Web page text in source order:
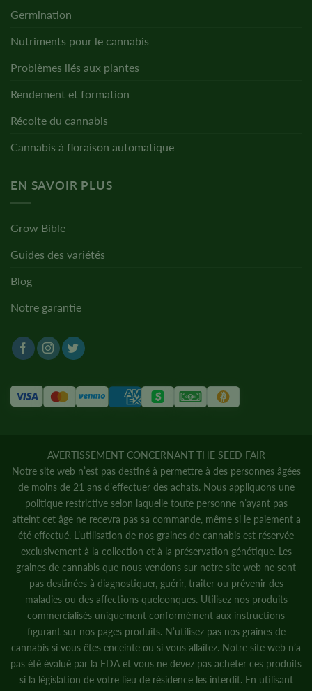
Germination
Nutriments pour le cannabis
Problèmes liés aux plantes
Rendement et formation
Récolte du cannabis
Cannabis à floraison automatique
EN SAVOIR PLUS
Grow Bible
Guides des variétés
Blog
Notre garantie
AVERTISSEMENT CONCERNANT THE SEED FAIR
Notre site web n’est pas destiné à permettre à des personnes âgées
de moins de 21 ans d’effectuer des achats. Nous appliquons une
politique restrictive selon laquelle toute personne n’ayant pas
atteint cet âge ne recevra pas sa commande, même si le paiement a
été effectué. L’utilisation de nos graines de cannabis est réservée
exclusivement à la collection et à la préservation génétique. Les
graines de cannabis que nous vendons sur notre site web ne sont
pas destinées à diagnostiquer, guérir, traiter ou prévenir des
maladies ou des affections quelconques. Utilisez nos produits
commercialisés uniquement conformément aux instructions
figurant sur nos pages produits. N’utilisez pas nos graines de
cannabis si vous êtes enceinte ou si vous allaitez. Notre site web n’a
pas été évalué par la FDA et vous ne devez pas acheter ces produits
si la législation de votre lieu de résidence les interdit. En utilisant